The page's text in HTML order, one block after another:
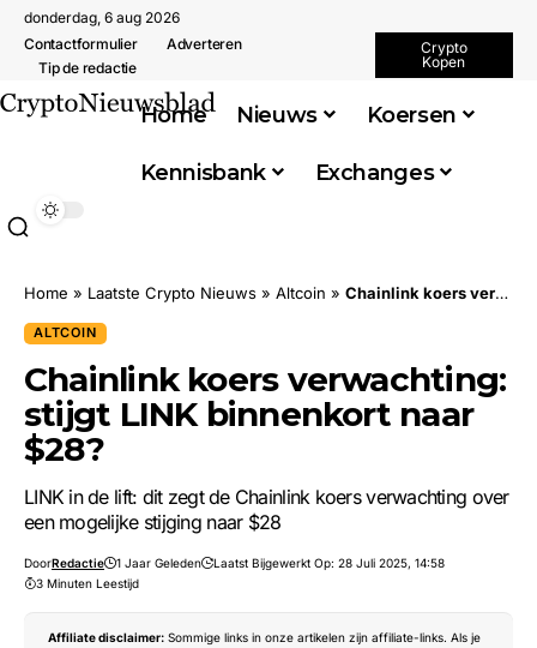
donderdag, 6 aug 2026
Contactformulier
Adverteren
Tip de redactie
Crypto
Kopen
Home Nieuws Koersen
Kennisbank Exchanges
Home » Laatste Crypto Nieuws » Altcoin » Chainlink koers verwachting: stijgt LINK binnenkort naar $28?
ALTCOIN
Chainlink koers verwachting:
stijgt LINK binnenkort naar
$28?
LINK in de lift: dit zegt de Chainlink koers verwachting over
een mogelijke stijging naar $28
DoorRedactie 1 Jaar Geleden
Laatst Bijgewerkt Op: 28 Juli 2025, 14:58
3 Minuten Leestijd
Affiliate disclaimer: Sommige links in onze artikelen zijn affiliate-links. Als je